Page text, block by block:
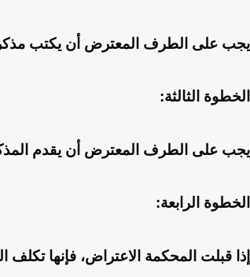
يجب على الطرف المعترض أن يكتب
الخطوة الثالثة:
يجب على الطرف المعترض أن يقدم
الخطوة الرابعة:
إذا قبلت المحكمة الاعتراض، فإنها تكلف